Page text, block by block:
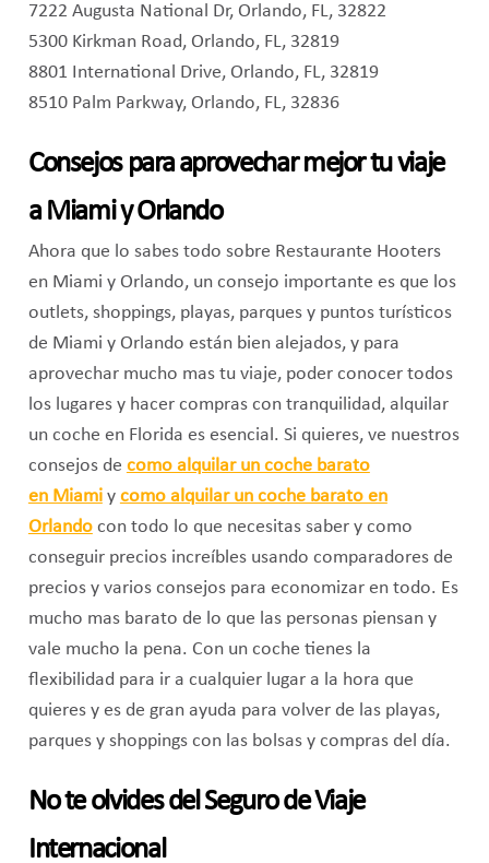
7222 Augusta National Dr, Orlando, FL, 32822
5300 Kirkman Road, Orlando, FL, 32819
8801 International Drive, Orlando, FL, 32819
8510 Palm Parkway, Orlando, FL, 32836
Consejos para aprovechar mejor tu viaje
a Miami y Orlando
Ahora que lo sabes todo sobre Restaurante Hooters
en Miami y Orlando, un consejo importante es que los
outlets, shoppings, playas, parques y puntos turísticos
de Miami y Orlando están bien alejados, y para
aprovechar mucho mas tu viaje, poder conocer todos
los lugares y hacer compras con tranquilidad, alquilar
un coche en Florida es esencial. Si quieres, ve nuestros
consejos de como alquilar un coche barato
en Miamiy como alquilar un coche barato en
Orlandocon todo lo que necesitas saber y como
conseguir precios increíbles usando comparadores de
precios y varios consejos para economizar en todo. Es
mucho mas barato de lo que las personas piensan y
vale mucho la pena. Con un coche tienes la
flexibilidad para ir a cualquier lugar a la hora que
quieres y es de gran ayuda para volver de las playas,
parques y shoppings con las bolsas y compras del día.
No te olvides del Seguro de Viaje
Internacional